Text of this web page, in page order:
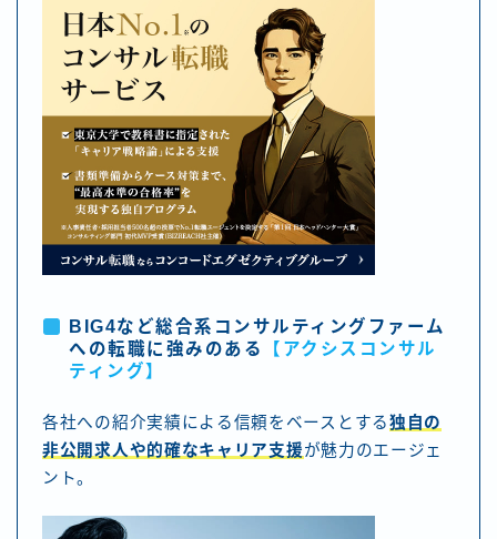
BIG4など総合系コンサルティングファーム
への転職に強みのある
【アクシスコンサル
ティング】
各社への紹介実績による信頼をベースとする独自の
非公開求人や的確なキャリア支援が魅力のエージェ
ント。